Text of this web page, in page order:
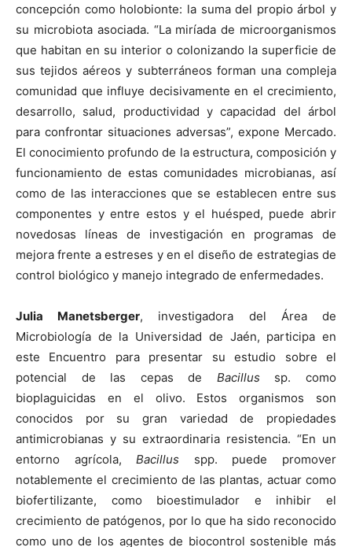
concepción como holobionte: la suma del propio árbol y
su microbiota asociada. “La miríada de microorganismos
que habitan en su interior o colonizando la superficie de
sus tejidos aéreos y subterráneos forman una compleja
comunidad que influye decisivamente en el crecimiento,
desarrollo, salud, productividad y capacidad del árbol
para confrontar situaciones adversas”, expone Mercado.
El conocimiento profundo de la estructura, composición y
funcionamiento de estas comunidades microbianas, así
como de las interacciones que se establecen entre sus
componentes y entre estos y el huésped, puede abrir
novedosas líneas de investigación en programas de
mejora frente a estreses y en el diseño de estrategias de
control biológico y manejo integrado de enfermedades.
Julia Manetsberger, investigadora del Área de
Microbiología de la Universidad de Jaén, participa en
este Encuentro para presentar su estudio sobre el
potencial de las cepas de Bacillus sp. como
bioplaguicidas en el olivo. Estos organismos son
conocidos por su gran variedad de propiedades
antimicrobianas y su extraordinaria resistencia. “En un
entorno agrícola,Bacillus spp. puede promover
notablemente el crecimiento de las plantas, actuar como
biofertilizante, como bioestimulador e inhibir el
crecimiento de patógenos, por lo que ha sido reconocido
como uno de los agentes de biocontrol sostenible más